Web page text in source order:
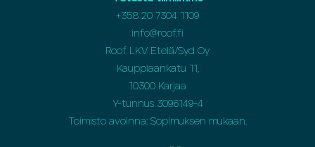
+358 20 7304 1109
info@roof.fi
Roof LKV Etelä/Syd Oy
Kauppiaankatu 11,
10300 Karjaa
Y-tunnus 3096149-4
Toimisto avoinna: Sopimuksen mukaan.